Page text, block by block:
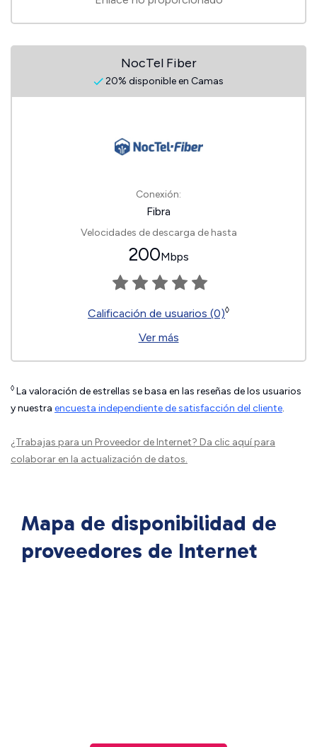
NocTel Fiber
20% disponible en Camas
Conexión:
Fibra
Velocidades de descarga de hasta
200Mbps
Calificación de usuarios (0)◊
Ver más
◊ La valoración de estrellas se basa en las reseñas de los usuarios
y nuestra encuesta independiente de satisfacción del cliente.
¿Trabajas para un Proveedor de Internet? Da clic aquípara
colaborar en la actualización de datos.
Mapa de disponibilidad de
proveedores de Internet